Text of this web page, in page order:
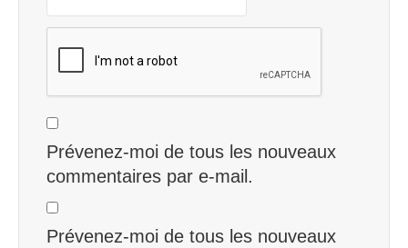
Prévenez-moi de tous les nouveaux
commentaires par e-mail.
Prévenez-moi de tous les nouveaux